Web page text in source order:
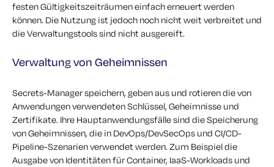
festen Gültigkeitszeiträumen einfach erneuert werden
können. Die Nutzung ist jedoch noch nicht weit verbreitet und
die Verwaltungstools sind nicht ausgereift.
Verwaltung von Geheimnissen
Secrets-Manager speichern, geben aus und rotieren die von
Anwendungen verwendeten Schlüssel, Geheimnisse und
Zertifikate. Ihre Hauptanwendungsfälle sind die Speicherung
von Geheimnissen, die in DevOps/DevSecOps und CI/CD-
Pipeline-Szenarien verwendet werden. Zum Beispiel die
Ausgabe von Identitäten für Container, IaaS-Workloads und